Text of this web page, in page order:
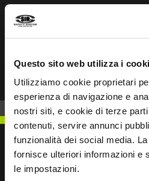
Questo sito web utilizza i
Utilizziamo cookie proprietari
esperienza di navigazione e
nostri siti, e cookie di terze
contenuti, servire annunci
funzionalità dei social media.
fornisce ulteriori informazioni e
le impostazioni.